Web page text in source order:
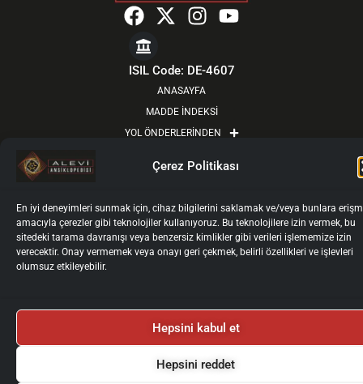
Çerez Politikası
En iyi deneyimleri sunmak için, cihaz bilgilerini saklamak ve/veya bunlara
amacıyla çerezler gibi teknolojiler kullanıyoruz. Bu teknolojilere izin vermek, bu
sitedeki tarama davranışı veya benzersiz kimlikler gibi verileri işlememize izin
verecektir. Onay vermemek veya onayı geri çekmek, belirli özellikleri ve işlevleri
olumsuz etkileyebilir.
Hepsini kabul et
Hepsini reddet
F
a
c
e
o
X
w
i
t
t
r
I
n
t
a
g
r
a
m
Y
t
e
ISIL Code: DE-4607
ANASAYFA
MADDE İNDEKSİ
YOL ÖNDERLERİNDEN
GÜNCEL
YAZARLAR İÇİN
YAZAR GİRİŞİ
İLETİŞİM
Tüm Haklarımız Saklıdır.